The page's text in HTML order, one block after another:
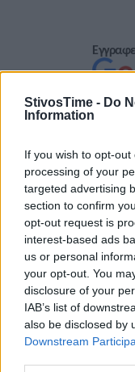
StivosTime - Do
Information
If you wish to opt-
processing of your
targeted advertising
section to confirm
opt-out request is
interest-based ads
us or personal
your opt-out. You
disclosure of your
IAB’s list of
also be disclosed by
Downstream
Τόλης